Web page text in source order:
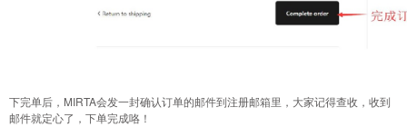
下完单后，MIRTA会发一封确认订单的邮件到注册邮箱里，大家记得查收，收到
邮件就定心了，下单完成咯！